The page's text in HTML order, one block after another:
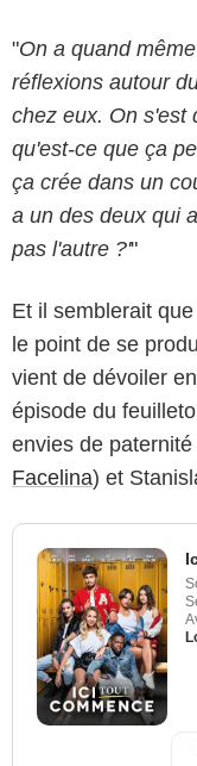
"On a quand
réflexions autour
chez eux. On s'est
qu'est-ce que ça
ça crée dans un
a un des deux qui
pas l'autre ?'"
Et il semblerait
le point de se
vient de dévoiler
épisode du
envies de
Facelina) et